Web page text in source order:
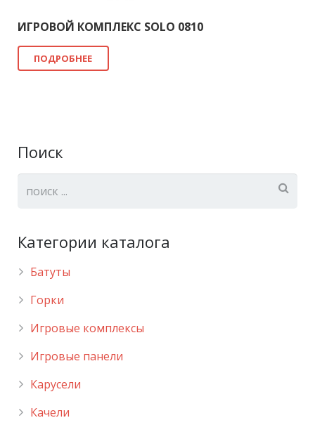
ИГРОВОЙ КОМПЛЕКС SOLO 0810
ПОДРОБНЕЕ
Поиск
Категории каталога
Батуты
Горки
Игровые комплексы
Игровые панели
Карусели
Качели